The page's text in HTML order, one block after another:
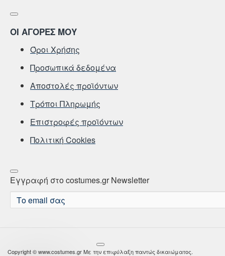
ΟΙ ΑΓΟΡΕΣ ΜΟΥ
Όροι Χρήσης
Προσωπικά δεδομένα
Αποστολές προϊόντων
Τρόποι Πληρωμής
Επιστροφές προϊόντων
Πολιτική Cookies
Εγγραφή στο costumes.gr Newsletter
Το
email
Copyright © www.costumes.gr Με την επιφύλαξη παντώς δικαιώματος.